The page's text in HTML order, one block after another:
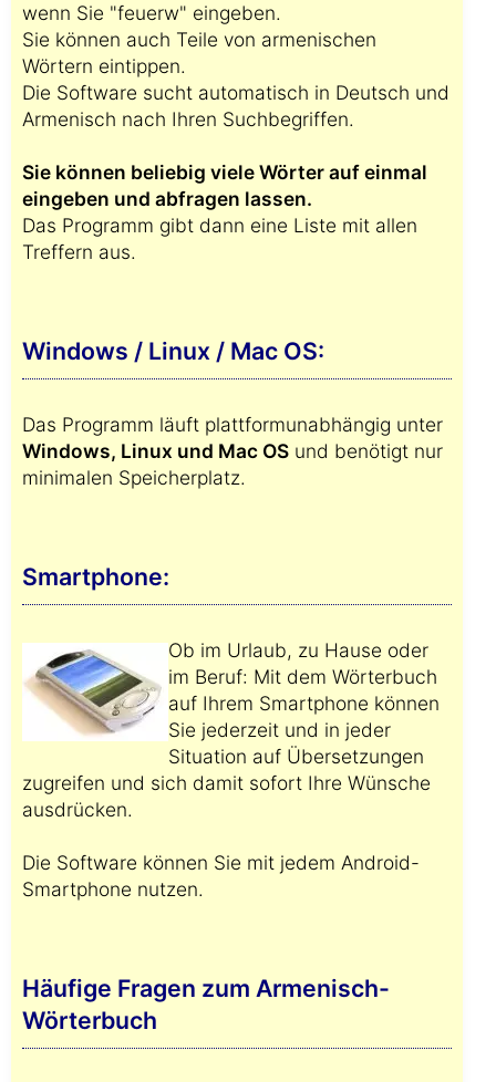
wenn Sie "feuerw" eingeben.
Sie können auch Teile von armenischen
Wörtern eintippen.
Die Software sucht automatisch in Deutsch und
Armenisch nach Ihren Suchbegriffen.
Sie können beliebig viele Wörter auf einmal
eingeben und abfragen lassen.
Das Programm gibt dann eine Liste mit allen
Treffern aus.
Windows / Linux / Mac OS:
Das Programm läuft plattformunabhängig unter
Windows, Linux und Mac OS und benötigt nur
minimalen Speicherplatz.
Smartphone:
Ob im Urlaub, zu Hause oder
im Beruf: Mit dem Wörterbuch
auf Ihrem Smartphone können
Sie jederzeit und in jeder
Situation auf Übersetzungen
zugreifen und sich damit sofort Ihre Wünsche
ausdrücken.
Die Software können Sie mit jedem Android-
Smartphone nutzen.
Häufige Fragen zum Armenisch-
Wörterbuch